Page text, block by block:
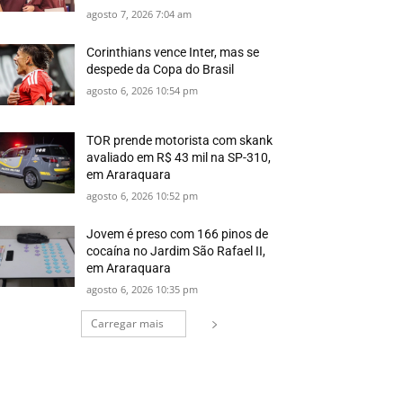
agosto 7, 2026 7:04 am
Corinthians vence Inter, mas se
despede da Copa do Brasil
agosto 6, 2026 10:54 pm
TOR prende motorista com skank
avaliado em R$ 43 mil na SP-310,
em Araraquara
agosto 6, 2026 10:52 pm
Jovem é preso com 166 pinos de
cocaína no Jardim São Rafael II,
em Araraquara
agosto 6, 2026 10:35 pm
Carregar mais